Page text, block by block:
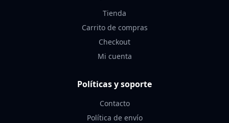
Tienda
Carrito de compras
Checkout
Mi cuenta
Políticas y soporte
Contacto
Política de envío